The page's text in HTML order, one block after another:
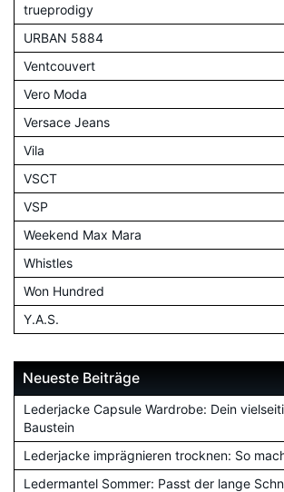
trueprodigy
URBAN 5884
Ventcouvert
Vero Moda
Versace Jeans
Vila
VSCT
VSP
Weekend Max Mara
Whistles
Won Hundred
Y.A.S.
Neueste Beiträge
Lederjacke Capsule Wardrobe: Dein
Baustein
Lederjacke imprägnieren trocknen: So
Ledermantel Sommer: Passt der lange